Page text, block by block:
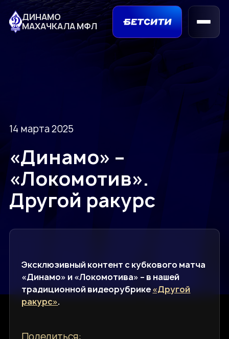
ДИНАМО
МАХАЧКАЛА МФЛ
14 марта 2025
«Динамо» –
«Локомотив».
Другой ракурс
Эксклюзивный контент с кубкового матча
«Динамо» и «Локомотива» – в нашей
традиционной видеорубрике«Другой
ракурс».